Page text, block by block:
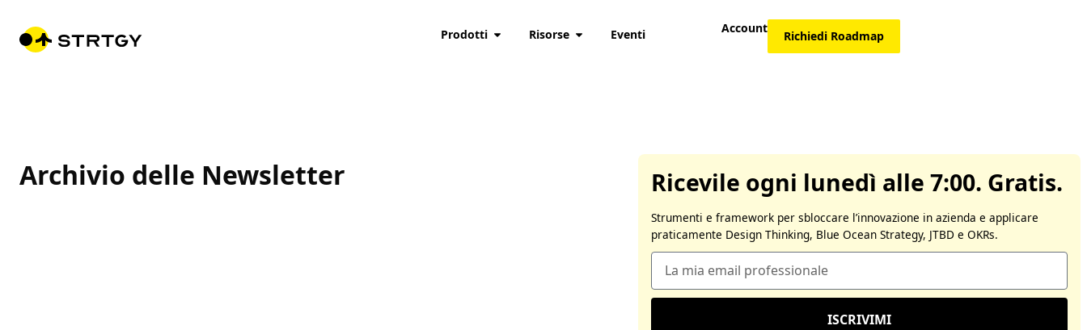
Prodotti Risorse Eventi Account
Richiedi Roadmap
Archivio delle Newsletter Ricevile ogni lunedì alle 7:00. Gratis.
Strumenti e framework per sbloccare l’innovazione in azienda e applicare
praticamente Design Thinking, Blue Ocean Strategy, JTBD e OKRs.
ISCRIVIMI